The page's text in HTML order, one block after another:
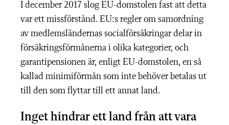
I december 2017 slog EU-domstolen fast att detta
var ett missförstånd. EU:s regler om samordning
av medlemsländernas socialförsäkringar delar in
försäkringsförmånerna i olika kategorier, och
garantipensionen är, enligt EU-domstolen, en så
kallad minimiförmån som inte behöver betalas ut
till den som flyttar till ett annat land.
Inget hindrar ett land från att vara